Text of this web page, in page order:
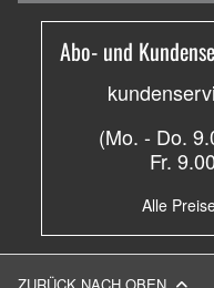
Abo- und
(Mo. - Do.
Fr.
Alle